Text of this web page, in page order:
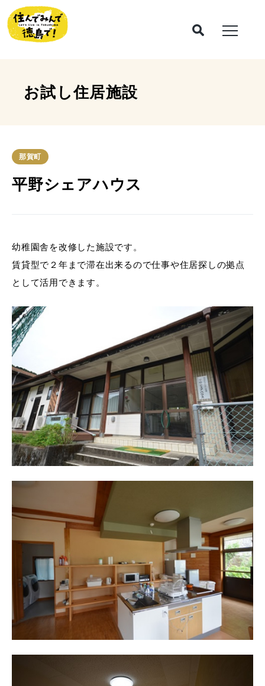
お試し住居施設
那賀町
平野シェアハウス
幼稚園舎を改修した施設です。
賃貸型で２年まで滞在出来るので仕事や住居探しの拠点
として活用できます。